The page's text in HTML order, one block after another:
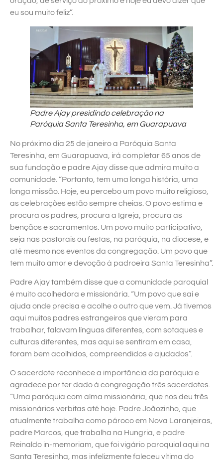
eu sou muito feliz”.
Padre Ajay presidindo celebração na
Paróquia Santa Teresinha, em Guarapuava
No próximo dia 25 de janeiro a Paróquia Santa
Teresinha, em Guarapuava, irá completar 65 anos de
sua fundação e padre Ajay disse que admira muito a
comunidade. “Portanto, tem uma longa história, uma
longa missão. Hoje, eu percebo um povo muito religioso,
as celebrações estão sempre cheias. O povo estima e
procura os padres, procura a Igreja, procura as
bençãos e sacramentos. Um povo muito participativo,
seja nas pastorais ou festas, na paróquia, na diocese, e
até mesmo nos eventos da congregação. Um povo que
tem muito amor e devoção à padroeira Santa Teresinha”.
Padre Ajay também disse que a comunidade paroquial
é muito acolhedora e missionária. “Um povo que sai e
ajuda onde precisa e acolhe o outro que vem. Já tivemos
aqui muitos padres estrangeiros que vieram para
trabalhar, falavam línguas diferentes, com sotaques e
culturas diferentes, mas aqui se sentiram em casa,
foram bem acolhidos, compreendidos e ajudados”.
O sacerdote reconhece a importância da paróquia e
agradece por ter dado à congregação três sacerdotes.
“Uma paróquia com alma missionária, que nos deu três
missionários verbitas até hoje. Padre Joãozinho, que
atualmente trabalha como pároco em Nova Laranjeiras,
padre Marcos, que trabalha na Hungria, e padre
Reinaldo in-memoriam, que foi vigário paroquial aqui na
Santa Teresinha, mas infelizmente faleceu vítima do